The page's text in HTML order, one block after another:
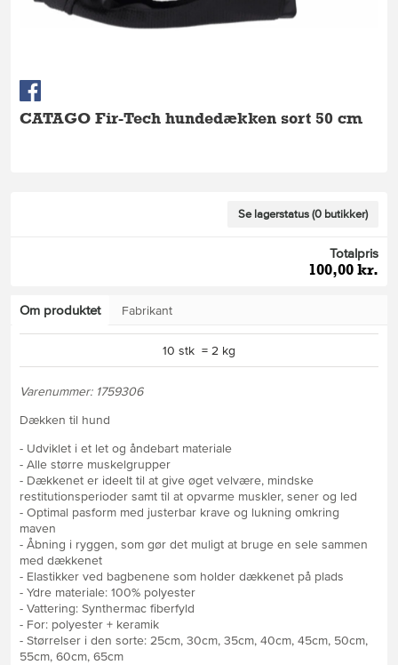
CATAGO Fir-Tech hundedækken sort 50 cm
Se lagerstatus (0 butikker)
Totalpris
100,00 kr.
Om produktet Fabrikant
10 stk = 2 kg
Varenummer: 1759306
Dækken til hund
- Udviklet i et let og åndebart materiale
- Alle større muskelgrupper
- Dækkenet er ideelt til at give øget velvære, mindske
restitutionsperioder samt til at opvarme muskler, sener og led
- Optimal pasform med justerbar krave og lukning omkring
maven
- Åbning i ryggen, som gør det muligt at bruge en sele sammen
med dækkenet
- Elastikker ved bagbenene som holder dækkenet på plads
- Ydre materiale: 100% polyester
- Vattering: Synthermac fiberfyld
- For: polyester + keramik
- Størrelser i den sorte: 25cm, 30cm, 35cm, 40cm, 45cm, 50cm,
55cm, 60cm, 65cm